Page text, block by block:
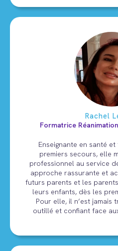
Rachel
Formatrice
Enseignante en santé
premiers secours, elle
professionnel au service
approche rassurante et
futurs parents et les
leurs enfants, dès les
Pour elle, il n’est
outillé et confiant face